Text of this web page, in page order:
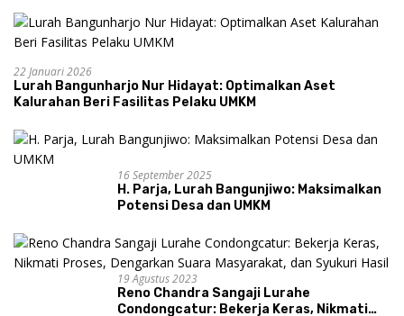
22 Januari 2026
Lurah Bangunharjo Nur Hidayat: Optimalkan Aset
Kalurahan Beri Fasilitas Pelaku UMKM
16 September 2025
H. Parja, Lurah Bangunjiwo: Maksimalkan
Potensi Desa dan UMKM
19 Agustus 2023
Reno Chandra Sangaji Lurahe
Condongcatur: Bekerja Keras, Nikmati